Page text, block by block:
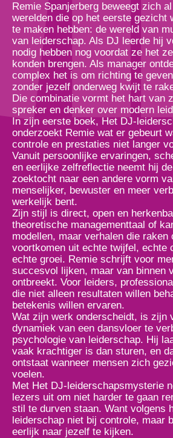
Remie Spanjerberg beweegt zich
werelden die op het eerste gezicht
te maken hebben: de wereld van
van leiderschap. Als DJ leerde hij
nodig hebben nog voordat ze het
konden brengen. Als manager
complex het is om richting te
zonder jezelf onderweg kwijt te
Die combinatie vormt het hart van
spreker en denker over modern
In zijn eerste boek, Het DJ-
onderzoekt Remie wat er gebeurt
controle en prestaties niet langer
Vanuit persoonlijke ervaringen,
en eerlijke zelfreflectie neemt hij
zoektocht naar een andere vorm
menselijker, bewuster en meer
werkelijk bent.
Zijn stijl is direct, open en
theoretische managementtaal of
modellen, maar verhalen die raken
voortkomen uit echte twijfel, echte
echte groei. Remie schrijft voor
succesvol lijken, maar van binnen
ontbreekt. Voor leiders,
die niet alleen resultaten willen
betekenis willen ervaren.
Wat zijn werk onderscheidt, is zijn
dynamiek van een dansvloer te
psychologie van leiderschap. Hij
vaak krachtiger is dan sturen, en
ontstaat wanneer mensen zich
voelen.
Met Het DJ-leiderschapsmysterie
lezers uit om niet harder te gaan
stil te durven staan. Want volgens
leiderschap niet bij controle, maar
eerlijk naar jezelf te kijken.